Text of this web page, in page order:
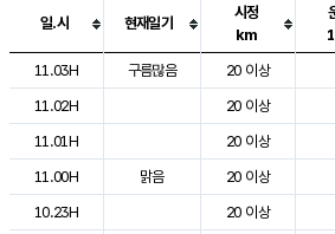
도시별 기상실황표로 지점, 날씨, 기온, 강수
일.시 현재일기
시정
km
11.03H
구름많음 20 이상
11.02H
20 이상
11.01H
20 이상
11.00H
맑음 20 이상
10.23H
20 이상